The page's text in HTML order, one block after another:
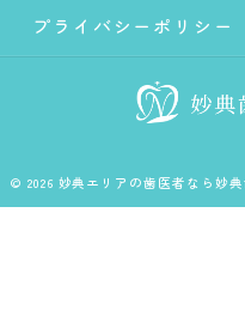
プライバシーポリシー
© 2026 妙典エリアの歯医者なら妙